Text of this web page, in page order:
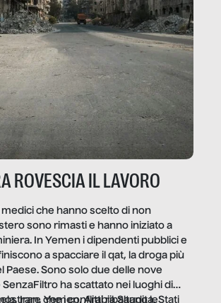
ROVESCIA IL LAVORO
medici che hanno scelto di non
sono rimasti e hanno iniziato a
In Yemen i dipendenti pubblici e
a spacciare il qat, la droga più
Paese. Sono solo due delle nove
ha scattato nei luoghi di
che i conflitti ribaltano le
Iran, Yemen, Arabia Saudita, Stati